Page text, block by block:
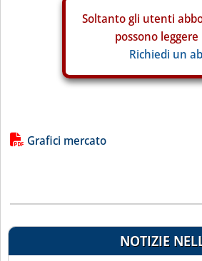
Soltanto gli utenti
possono
Richiedi un
Lista allegati PDF alla notizia
Grafici mercato
NOTIZIE